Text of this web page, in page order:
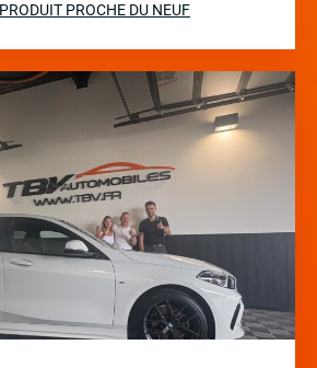
PROCHE DU NEUF